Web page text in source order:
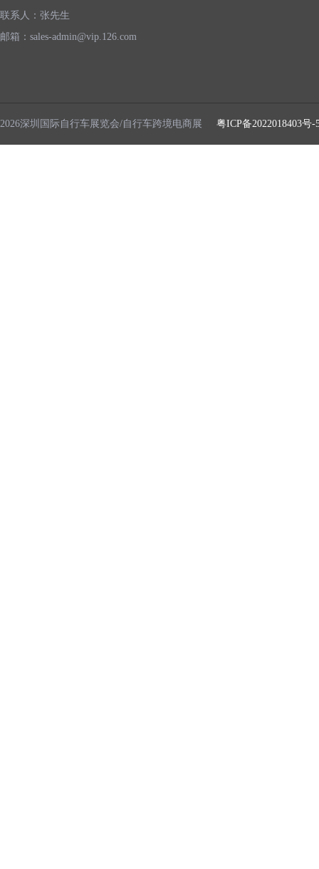
联系人：张先生
邮箱：sales-admin@vip.126.com
2026深圳国际自行车展览会/自行车跨境电商展 粤ICP备2022018403号-